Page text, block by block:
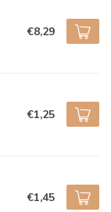
€8,29
€1,25
€1,45